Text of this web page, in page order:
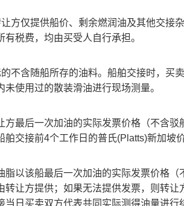
方仅提供船价、剩余燃润油及其他交接
有税费，均由买受人自行承担。
不含随船所存的油料。船舶交接时，买
未使用过的散装滑油进行现场测量。
方最后一次加油的实际发票价格（不含
舶交接前4个工作日的普氏(Platts)新加坡
脂以该船最后一次加油的实际发票价格
转让方提供；如果无法提供发票，则转
当日买卖双方代表共同实际测得油量进行